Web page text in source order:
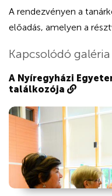
A rendezvényen a
előadás, amelyen a
Kapcsolódó galéria
A Nyíregyházi
találkozója